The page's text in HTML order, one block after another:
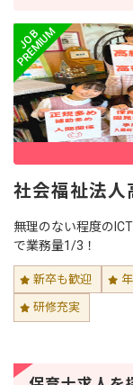
社会福祉法人
新卒も歓迎
研修充実
無理のない程度の
で業務量1/3！